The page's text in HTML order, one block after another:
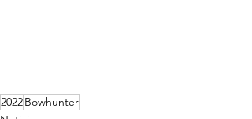
2022Bowhunter